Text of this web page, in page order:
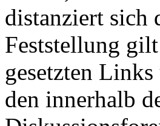
distanziert sich
Feststellung
gesetzten
den innerhalb